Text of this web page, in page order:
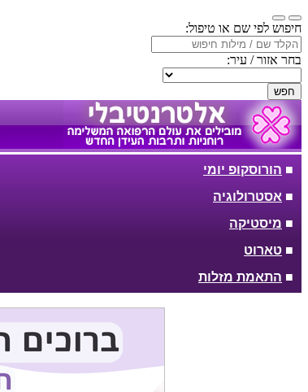
חיפוש לפי שם או טיפול:
בחר אזור / עיר:
חפש
■ הורוסקופ יומי
■ אסטרולוגיה
■ מיסטיקה
■ טארוט
■ התאמת מזלות